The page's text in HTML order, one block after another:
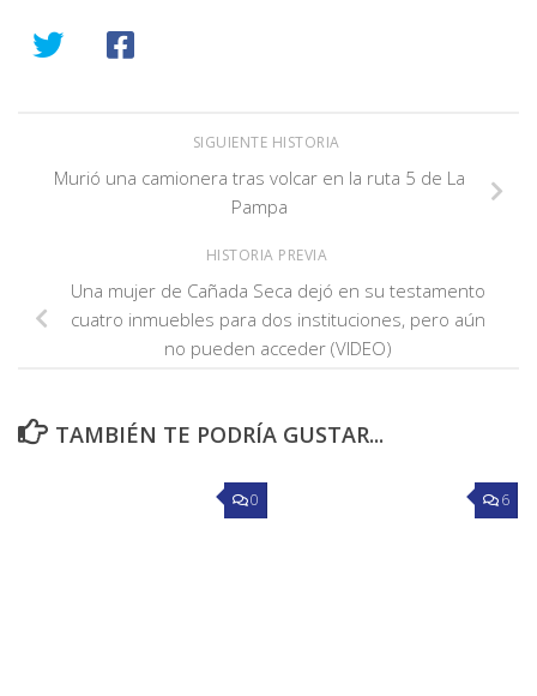
SIGUIENTE HISTORIA
Murió una camionera tras volcar en la ruta 5 de La
Pampa
HISTORIA PREVIA
Una mujer de Cañada Seca dejó en su testamento
cuatro inmuebles para dos instituciones, pero aún
no pueden acceder (VIDEO)
TAMBIÉN TE PODRÍA GUSTAR...
0 6